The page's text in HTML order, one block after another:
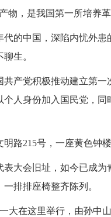
物，是我国第一所培养
代的中国，深陷内忧外
生。
产党积极推动建立第
人身份加入国民党，
路215号，一座黄色钟
大会旧址，如今已成
排排座椅整齐陈列。
大在这里举行，由孙中